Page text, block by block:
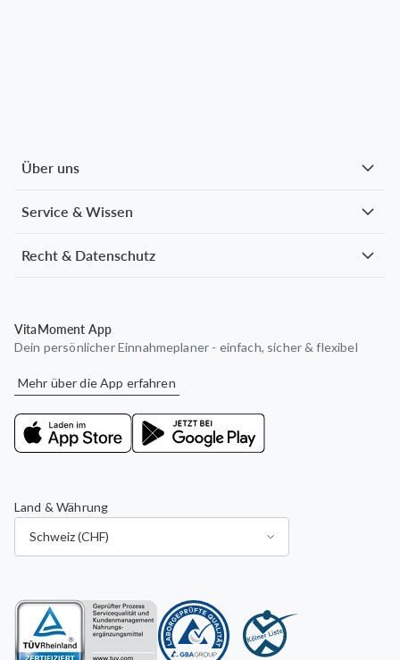
Über uns
Service & Wissen
Recht & Datenschutz
VitaMoment App
Dein persönlicher Einnahmeplaner - einfach, sicher & flexibel
Mehr über die App erfahren
Land & Währung